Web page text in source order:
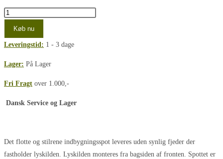
Sort
GU10
Indbygningsspot
m
GU10
antal
Køb nu
Leveringstid: 1 - 3 dage
Lager: På Lager
Fri Fragt over 1.000,-
Dansk Service og Lager
Det flotte og stilrene indbygningsspot leveres uden synlig fjeder der
fastholder lyskilden. Lyskilden monteres fra bagsiden af fronten. Spottet er